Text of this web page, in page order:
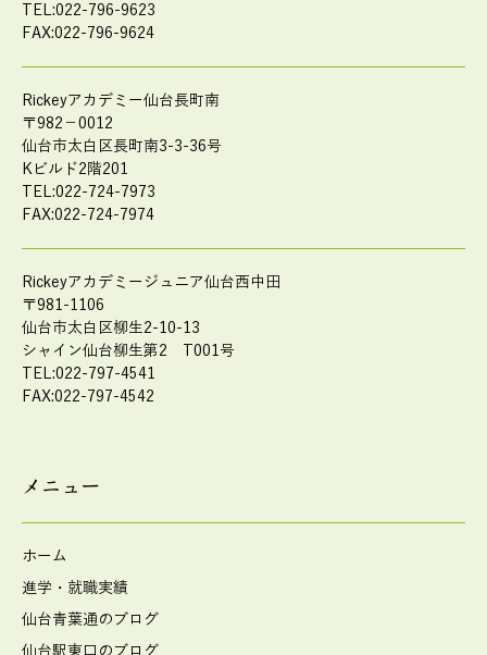
TEL:022-796-9623
FAX:022-796-9624
Rickeyアカデミー仙台長町南
〒982－0012
仙台市太白区長町南3-3-36号
Kビルド2階201
TEL:022-724-7973
FAX:022-724-7974
Rickeyアカデミージュニア仙台西中田
〒981-1106
仙台市太白区柳生2-10-13
シャイン仙台柳生第2 T001号
TEL:022-797-4541
FAX:022-797-4542
メニュー
ホーム
進学・就職実績
仙台青葉通のブログ
仙台駅東口のブログ